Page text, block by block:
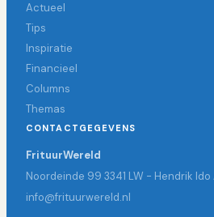
Actueel
Tips
Inspiratie
Financieel
Columns
Themas
CONTACTGEGEVENS
FrituurWereld
Noordeinde 99 3341 LW - Hendrik
info@frituurwereld.nl